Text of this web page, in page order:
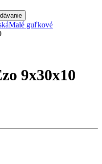
Malé guľkové
9x30x10